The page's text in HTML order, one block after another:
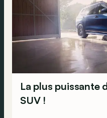
La plus puissante
SUV !